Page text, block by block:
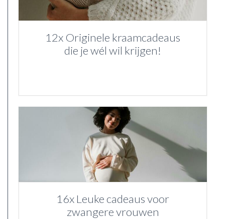
12x Originele kraamcadeaus
die je wél wil krijgen!
16x Leuke cadeaus voor
zwangere vrouwen